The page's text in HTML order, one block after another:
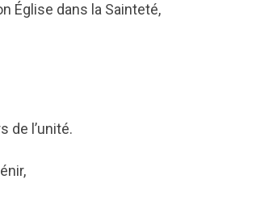
Église dans la Sainteté,
de l’unité.